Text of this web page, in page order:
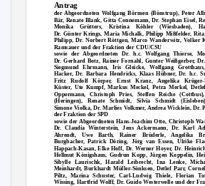
Antrag
der Abgeordneten Wolfgang Börnsen (Bönstrup), Peter
Bär, Renate Blank, Gitta Connemann, Dr. Stephan Eisel,
Monika Grütters, Kristina Köhler (Wiesbaden),
Dr. Günter Krings, Maria Michalk, Philipp Mißfelder, Rita
Philipp, Dr. Norbert Röttgen, Marco Wanderwitz, Volker
Ramsauer und der Fraktion der CDU/CSU
sowie der Abgeordneten Dr. h.c. Wolfgang Thierse,
Dr. Gerhard Botz, Rainer Fornahl, Gunter Weißgerber,
Siegmund Ehrmann, Iris Gleicke, Wolfgang
Hacker, Dr. Barbara Hendricks, Klaas Hübner, Dr. h.c.
Fritz Rudolf Körper, Ernst Kranz, Angelika Krüger-
Küster, Ute Kumpf, Markus Meckel, Petra Merkel,
Oppermann, Christoph Pries, Steffen Reiche
(Heringen), Renate Schmidt, Silvia Schmidt
Simone Violka, Dr. Marlies Volkmer, Andrea Wicklein, Dr.
der Fraktion der SPD
sowie der Abgeordneten Hans-Joachim Otto, Christoph
Dr. Claudia Winterstein, Jens Ackermann, Dr. Karl
Ahrendt, Uwe Barth, Rainer Brüderle, Angelika
Burgbacher, Patrick Döring, Jörg van Essen, Ulrike
Happach-Kasan, Elke Hoff, Dr. Werner Hoyer, Dr.
Hellmut Königshaus, Gudrun Kopp, Jürgen Koppelin,
Sibylle Laurischk, Harald Leibrecht, Ina Lenke,
Meinhardt, Burkhardt Müller-Sönksen, Detlef Parr,
Piltz, Marina Schuster, Carl-Ludwig Thiele, Florian
Wissing, Hartfrid Wolff, Dr. Guido Westerwelle und der